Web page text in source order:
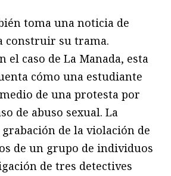
toma una noticia de
construir su trama.
el caso de La Manada, esta
cómo una estudiante
de una protesta por
de abuso sexual. La
de la violación de
de un grupo de individuos
de tres detectives